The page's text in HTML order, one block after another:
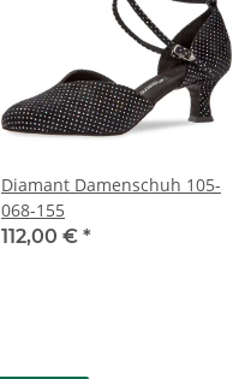
Diamant Damenschuh 105-
068-155
112,00 € *